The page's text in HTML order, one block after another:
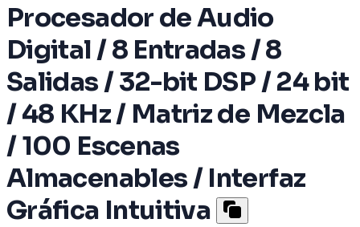
Procesador de Audio
Digital / 8 Entradas / 8
Salidas / 32-bit DSP / 24 bit
/ 48 KHz / Matriz de Mezcla
/ 100 Escenas
Almacenables / Interfaz
Gráfica Intuitiva